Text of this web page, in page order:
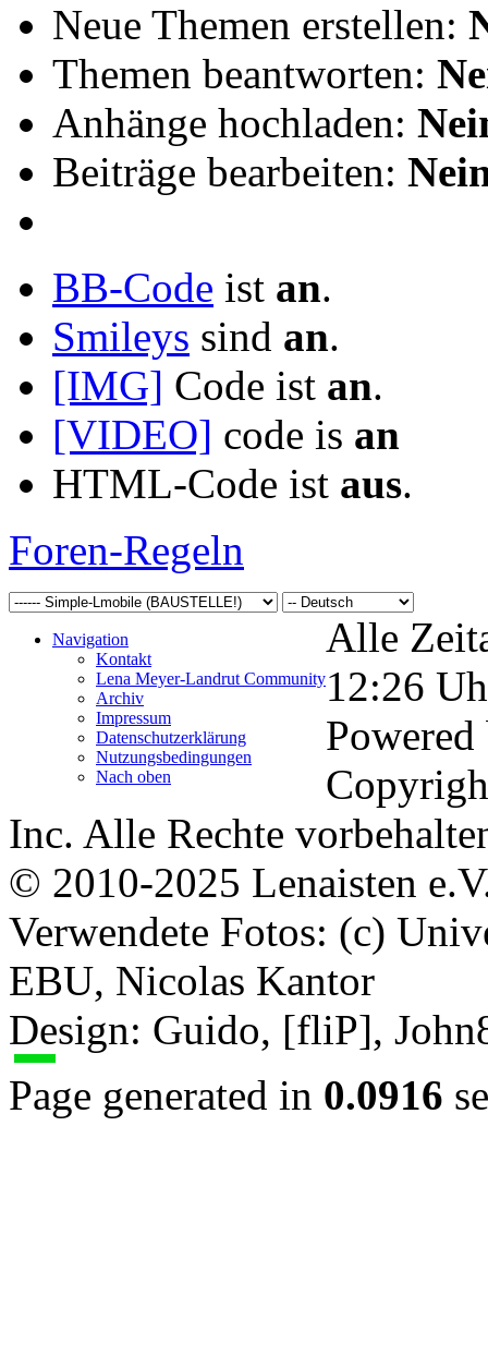
Neue Themen erstellen:
Themen beantworten:
Anhänge hochladen:
Beiträge bearbeiten:
BB-Code ist an.
Smileys sind an.
[IMG] Code ist an.
[VIDEO] code is an
HTML-Code ist aus.
Foren-Regeln
Navigation
Kontakt
Lena Meyer-Landrut Community
Archiv
Impressum
Datenschutzerklärung
Nutzungsbedingungen
Nach oben
Alle
12:26
Inc. Alle Rechte
© 2010-2025 Lenaisten
Verwendete Fotos: (c)
EBU, Nicolas Kantor
Design: Guido, [fliP],
Page generated in 0.0916